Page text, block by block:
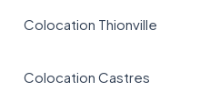
Colocation Thionville
Colocation Castres